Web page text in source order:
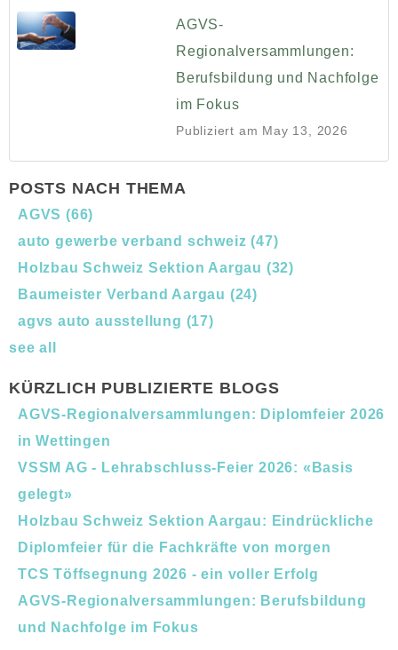
AGVS-
Regionalversammlungen:
Berufsbildung und Nachfolge
im Fokus
Publiziert am May 13, 2026
POSTS NACH THEMA
AGVS (66)
auto gewerbe verband schweiz(47)
Holzbau Schweiz Sektion Aargau (32)
Baumeister Verband Aargau (24)
agvs auto ausstellung (17)
see all
KÜRZLICH PUBLIZIERTE BLOGS
AGVS-Regionalversammlungen: Diplomfeier 2026
in Wettingen
VSSM AG - Lehrabschluss-Feier 2026: «Basis
gelegt»
Holzbau Schweiz Sektion Aargau: Eindrückliche
Diplomfeier für die Fachkräfte von morgen
TCS Töffsegnung 2026 - ein voller Erfolg
AGVS-Regionalversammlungen: Berufsbildung
und Nachfolge im Fokus